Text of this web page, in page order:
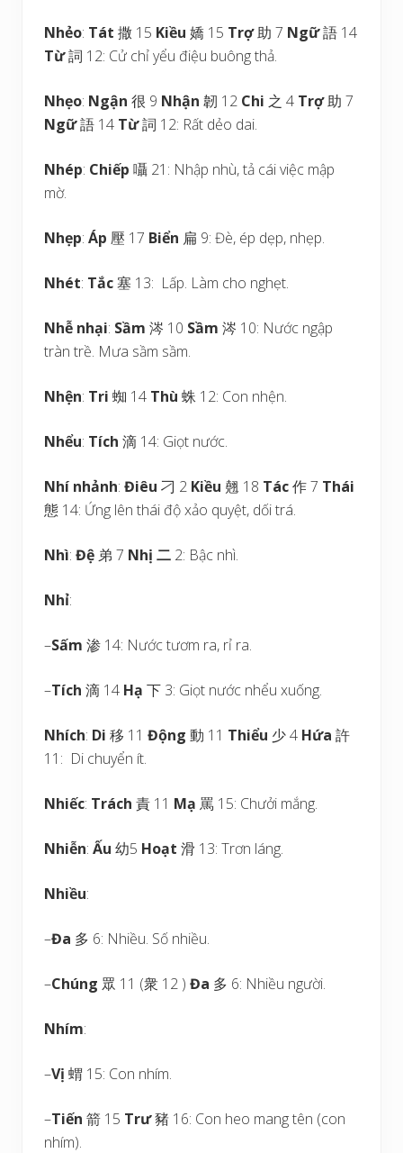
Nhẻo: Tát 撒 15 Kiều 嬌 15 Trợ助 7 Ngữ語 14
Từ詞 12: Cử chỉ yểu điệu buông thả.
Nhẹo: Ngận 很 9 Nhận 韌 12 Chi 之 4 Trợ助 7
Ngữ語 14 Từ詞 12: Rất dẻo dai.
Nhép: Chiếp 囁 21: Nhập nhù, tả cái việc mập
mờ.
Nhẹp: Áp 壓 17 Biển 扁 9: Đè, ép dẹp, nhẹp.
Nhét: Tắc塞 13: Lấp. Làm cho nghẹt.
Nhễ nhại: Sầm 涔 10 Sầm 涔 10: Nước ngập
tràn trề. Mưa sầm sầm.
Nhện: Tri 蜘 14 Thù 蛛 12: Con nhện.
Nhểu: Tích 滴 14: Giọt nước.
Nhí nhảnh: Điêu 刁 2 Kiều 翹 18 Tác作 7 Thái
態 14: Ứng lên thái độ xảo quyệt, dối trá.
Nhì: Đệ 弟 7 Nhị 二 2: Bậc nhì.
Nhỉ:
–Sấm 渗 14: Nước tươm ra, rỉ ra.
–Tích 滴 14 Hạ 下 3: Giọt nước nhểu xuống.
Nhích: Di 移 11 Động 動 11 Thiểu 少 4 Hứa 許
11: Di chuyển ít.
Nhiếc: Trách 責 11 Mạ 罵 15: Chưởi mắng.
Nhiễn: Ấu 幼5 Hoạt 滑 13: Trơn láng.
Nhiều:
–Đa 多 6: Nhiều. Số nhiều.
–Chúng 眾 11 (衆 12 ) Đa 多 6: Nhiều người.
Nhím:
–Vị 蝟 15: Con nhím.
–Tiến 箭 15 Trư豬 16: Con heo mang tên (con
nhím).